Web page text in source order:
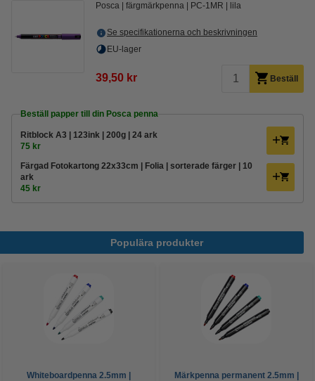
Posca färgmärkpenna PC-1MR lila
Se specifikationerna och beskrivningen
EU-lager
39,50 kr Beställ
Beställ papper till din Posca penna
Ritblock A3 | 123ink | 200g | 24 ark
75 kr
Färgad Fotokartong 22x33cm | Folia | sorterade färger | 10
ark
45 kr
Populära produkter
Whiteboardpenna 2.5mm |
Märkpenna permanent 2.5mm |